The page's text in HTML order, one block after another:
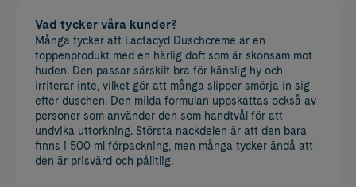
Vad tycker våra kunder?
Många tycker att Lactacyd Duschcreme är en
toppenprodukt med en härlig doft som är skonsam mot
huden. Den passar särskilt bra för känslig hy och
irriterar inte, vilket gör att många slipper smörja in sig
efter duschen. Den milda formulan uppskattas också av
personer som använder den som handtvål för att
undvika uttorkning. Största nackdelen är att den bara
finns i 500 ml förpackning, men många tycker ändå att
den är prisvärd och pålitlig.